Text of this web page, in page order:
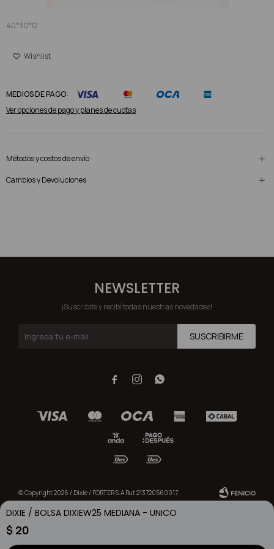
40*30*12
DIXIE / BOLSA DIXIEW25 MEDIANA - UNICO
$ 20
MEDIOS DE PAGO:
Ver opciones de pago y planes de cuotas
Métodos y costos de envío
Cambios y Devoluciones
NEWSLETTER
¡Suscribite y recibí todas nuestras novedades!
SUSCRIBIRME
  
© Copyright 2026 / Dixie / FORTER S.A Rut 213720560017